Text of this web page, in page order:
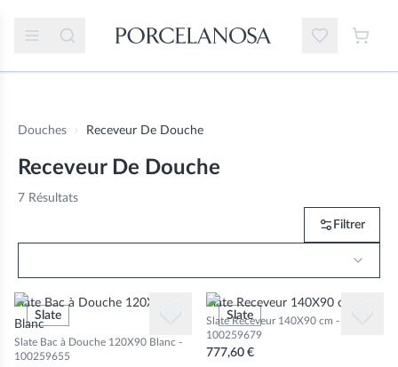
Douches Receveur De Douche
Receveur De Douche
7 Résultats
Filtrer
Slate
Slate Bac à Douche 120X90
Blanc
Slate Bac à Douche 120X90 Blanc -
100259655
Slate
Slate Receveur 140X90 cm
Slate Receveur 140X90 cm -
100259679
777,60 €